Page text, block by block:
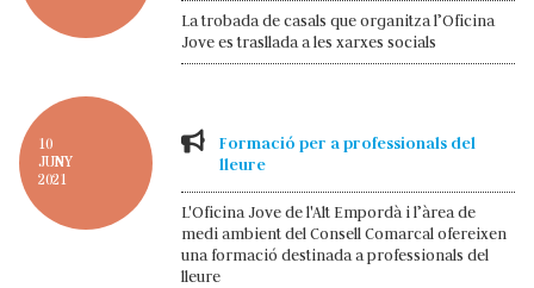
La trobada de casals que organitza l’Oficina
Jove es trasllada a les xarxes socials
10
JUNY
2021
Formació per a professionals del
lleure
L'Oficina Jove de l'Alt Empordà i l’àrea de
medi ambient del Consell Comarcal ofereixen
una formació destinada a professionals del
lleure